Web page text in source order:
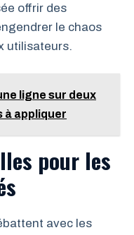
offrir des
le chaos
utilisateurs.
ligne sur deux
à appliquer
pour les
avec les